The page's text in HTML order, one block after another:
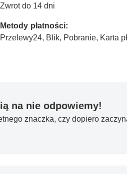
Zwrot do 14 dni
Metody płatności:
Przelewy24, Blik, Pobranie, Karta
na nie odpowiemy!
znaczka, czy dopiero